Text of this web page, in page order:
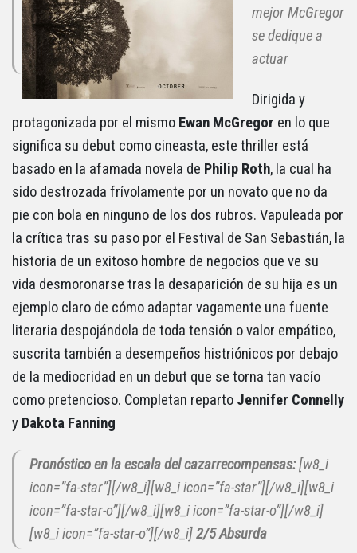
mejor McGregor
se dedique a
actuar
Dirigida y
protagonizada por el mismo Ewan McGregor en lo que
significa su debut como cineasta, este thriller está
basado en la afamada novela de Philip Roth, la cual ha
sido destrozada frívolamente por un novato que no da
pie con bola en ninguno de los dos rubros. Vapuleada por
la crítica tras su paso por el Festival de San Sebastián, la
historia de un exitoso hombre de negocios que ve su
vida desmoronarse tras la desaparición de su hija es un
ejemplo claro de cómo adaptar vagamente una fuente
literaria despojándola de toda tensión o valor empático,
suscrita también a desempeños histriónicos por debajo
de la mediocridad en un debut que se torna tan vacío
como pretencioso. Completan reparto Jennifer Connelly
y Dakota Fanning
Pronóstico en la escala del cazarrecompensas:[w8_i
icon=”fa-star”][/w8_i][w8_i icon=”fa-star”][/w8_i][w8_i
icon=”fa-star-o”][/w8_i][w8_i icon=”fa-star-o”][/w8_i]
[w8_i icon=”fa-star-o”][/w8_i]2/5 Absurda